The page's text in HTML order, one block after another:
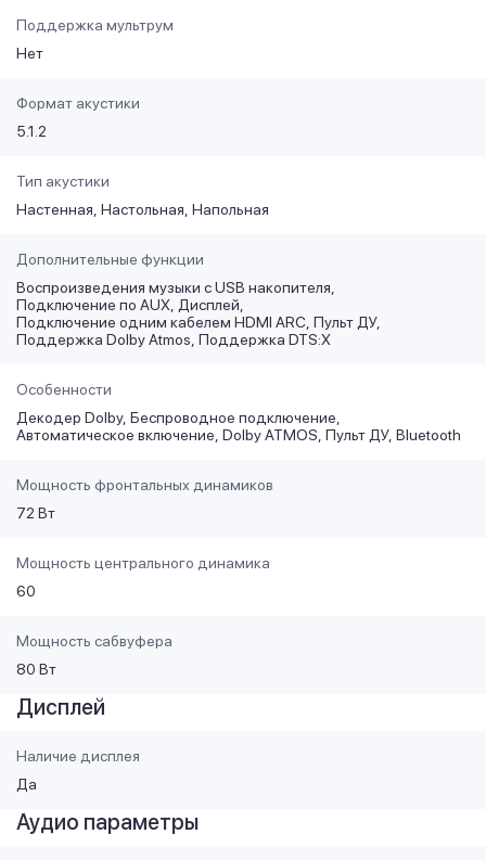
Поддержка мультрум
Нет
Формат акустики
5.1.2
Тип акустики
Настенная Настольная Напольная
Дополнительные функции
Воспроизведения музыки с USB накопителя
Подключение по AUX Дисплей
Подключение одним кабелем HDMI ARC Пульт ДУ
Поддержка Dolby Atmos Поддержка DTS:X
Особенности
Декодер Dolby Беспроводное подключение
Автоматическое включение Dolby ATMOS Пульт ДУ Bluetooth
Мощность фронтальных динамиков
72 Вт
Мощность центрального динамика
60
Мощность сабвуфера
80 Вт
Дисплей
Наличие дисплея
Да
Аудио параметры